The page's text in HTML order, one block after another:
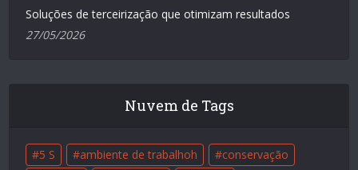
Soluções de terceirização que otimizam resultados
27/05/2026
Nuvem de Tags
5 S ambiente de trabalhoh
conservação